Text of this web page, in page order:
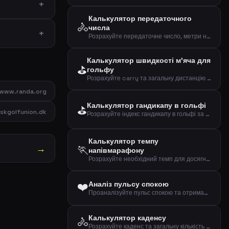
→
🚴
Калькулятор передаточного
числа
Розрахуйте передаточне число, метри на оберт та швидкість при заданому каденсі
⛳
Калькулятор швидкості м'яча для
гольфу
Розрахуйте carry та загальну дистанцію за швидкістю м'яча
⛳Калькулятор гандикапу в гольфі
Розрахуйте індекс гандикапу в гольфі за вашими останніми результатами
🏃
Калькулятор темпу
напівмарафону
Розрахуйте необхідний темп для досягнення цілі на напівмарафоні (21,0975 км)
❤️Аналіз пульсу спокою
Проаналізуйте пульс спокою та отримайте оцінку фітнесу за віком і статтю
🚴Калькулятор каденсу
Розрахуйте каденс та загальну кількість обертів педалей при їзді на велосипеді